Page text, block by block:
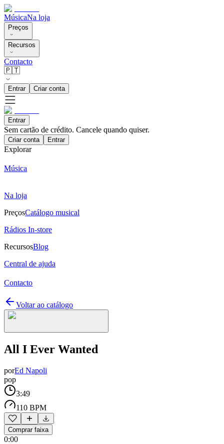
MúsicaNa loja
Preços
Recursos
Contacto
🇵🇹
Entrar Criar conta
Entrar
Sem cartão de crédito. Cancele quando quiser.
Criar conta Entrar
Explorar
Música
Na loja
PreçosCatálogo musical
Rádios In-store
RecursosBlog
Central de ajuda
Contacto
Voltar ao catálogo
All I Ever Wanted
porEd Napoli
pop
3:49
110 BPM
Comprar faixa
0:00